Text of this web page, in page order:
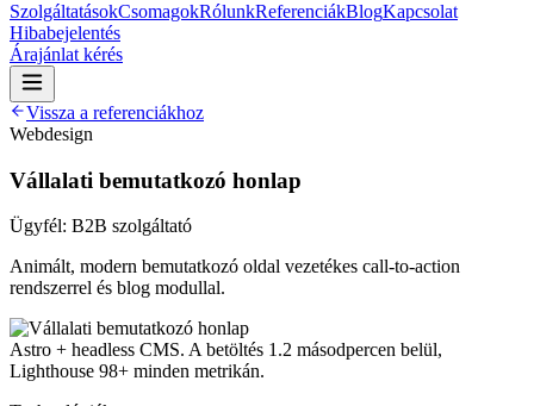
SzolgáltatásokCsomagokRólunkReferenciákBlogKapcsolat
Hibabejelentés
Árajánlat kérés
Vissza a referenciákhoz
Webdesign
Vállalati bemutatkozó honlap
Ügyfél: B2B szolgáltató
Animált, modern bemutatkozó oldal vezetékes call-to-action
rendszerrel és blog modullal.
Astro + headless CMS. A betöltés 1.2 másodpercen belül,
Lighthouse 98+ minden metrikán.